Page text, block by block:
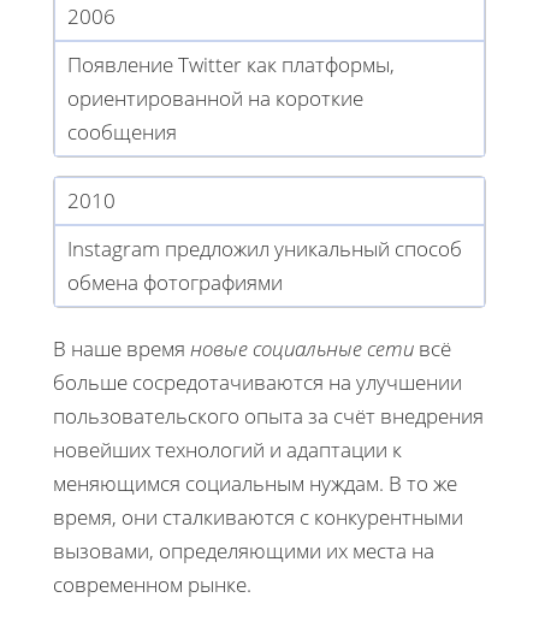
2006
Появление Twitter как платформы,
ориентированной на короткие
сообщения
2010
Instagram предложил уникальный способ
обмена фотографиями
В наше время новые социальные сети всё
больше сосредотачиваются на улучшении
пользовательского опыта за счёт внедрения
новейших технологий и адаптации к
меняющимся социальным нуждам. В то же
время, они сталкиваются с конкурентными
вызовами, определяющими их места на
современном рынке.